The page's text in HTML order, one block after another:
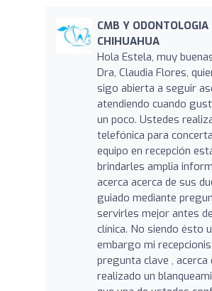
CMB Y ODONTOLOGIA
CHIHUAHUA
Hola Estela, muy
Dra, Claudia Flores,
sigo abierta a seguir
atendiendo cuando
un poco. Ustedes
telefónica para
equipo en recepción
brindarles amplia
acerca acerca de sus
guiado mediante
servirles mejor antes
clínica. No siendo ésto
embargo mi
pregunta clave , acerca
realizado un